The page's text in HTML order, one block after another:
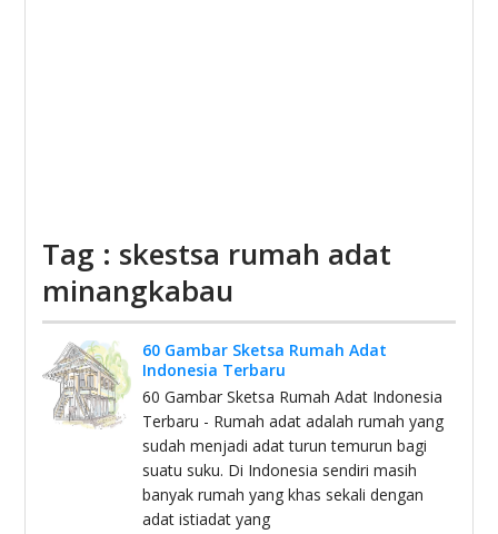
Tag : skestsa rumah adat
minangkabau
60 Gambar Sketsa Rumah Adat
Indonesia Terbaru
60 Gambar Sketsa Rumah Adat Indonesia
Terbaru - Rumah adat adalah rumah yang
sudah menjadi adat turun temurun bagi
suatu suku. Di Indonesia sendiri masih
banyak rumah yang khas sekali dengan
adat istiadat yang